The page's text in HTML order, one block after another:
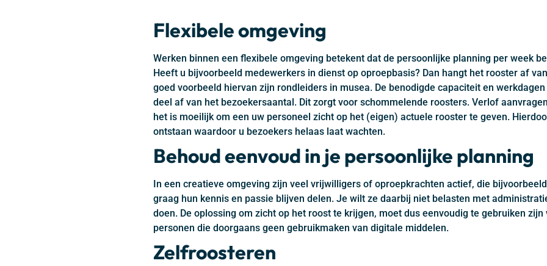
Flexibele omgeving
Werken binnen een flexibele omgeving betekent dat de persoonlijke planning per week
Heeft u bijvoorbeeld medewerkers in dienst op oproepbasis? Dan hangt het rooster af
goed voorbeeld hiervan zijn rondleiders in musea. De benodigde capaciteit en
deel af van het bezoekersaantal. Dit zorgt voor schommelende roosters. Verlof
het is moeilijk om een uw personeel zicht op het (eigen) actuele rooster te geven.
ontstaan waardoor u bezoekers helaas laat wachten.
Behoud eenvoud in je persoonlijke planning
In een creatieve omgeving zijn veel vrijwilligers of oproepkrachten actief, die
graag hun kennis en passie blijven delen. Je wilt ze daarbij niet belasten met
doen. De oplossing om zicht op het roost te krijgen, moet dus eenvoudig te gebruiken zijn
personen die doorgaans geen gebruikmaken van digitale middelen.
Zelfroosteren